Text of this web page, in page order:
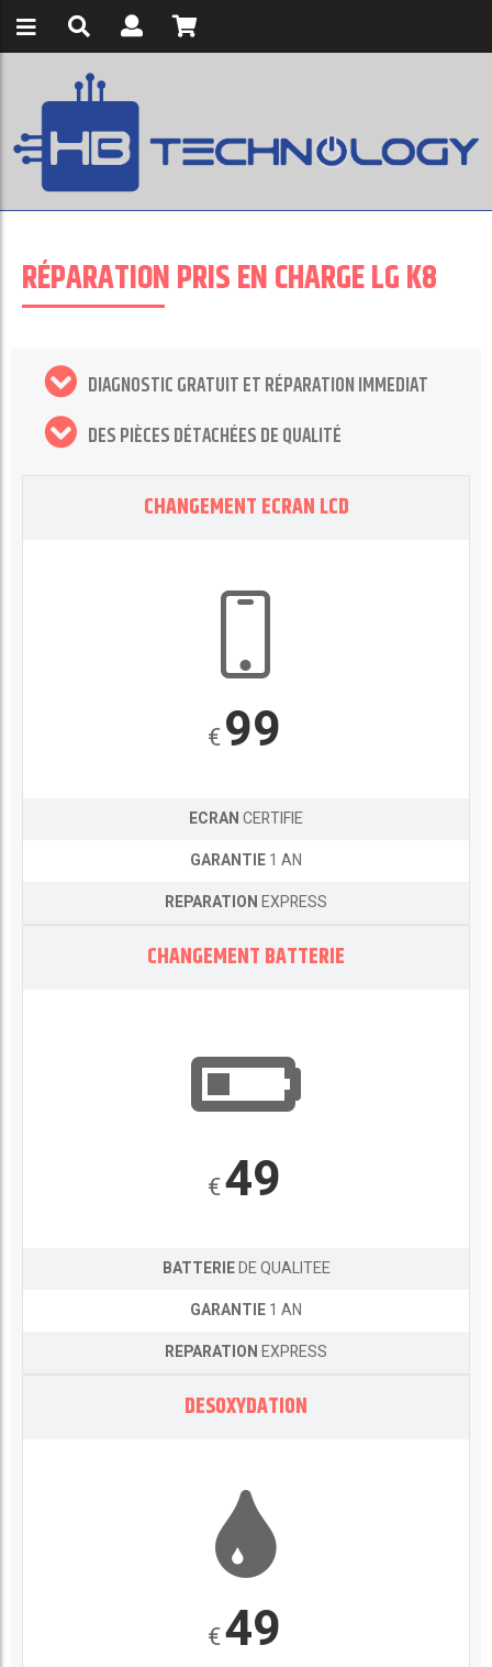
RÉPARATION PRIS EN CHARGE LG K8
DIAGNOSTIC GRATUIT ET RÉPARATION IMMEDIAT
DES PIÈCES DÉTACHÉES DE QUALITÉ
CHANGEMENT ECRAN LCD
€99
ECRANCERTIFIE
GARANTIE1 AN
REPARATIONEXPRESS
CHANGEMENT BATTERIE
€49
BATTERIEDE QUALITEE
GARANTIE1 AN
REPARATIONEXPRESS
DESOXYDATION
€49